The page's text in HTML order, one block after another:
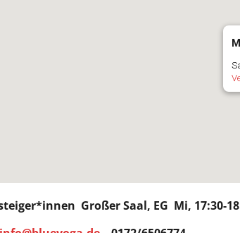
Großer Saal, EG Mi, 17:30-